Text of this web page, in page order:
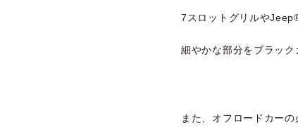
7スロットグリルや
細やかな部分をブラック
また、オフロードカー